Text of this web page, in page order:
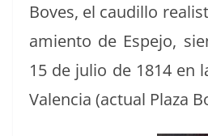
Boves, el caudil­lo
amien­to de Espe­jo,
15 de julio de 1814 en
Valen­cia (actu­al Plaza